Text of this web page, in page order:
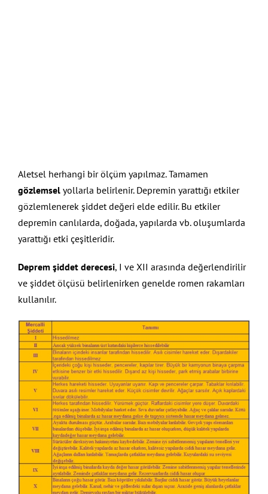
Aletsel herhangi bir ölçüm yapılmaz. Tamamen
gözlemsel yollarla belirlenir. Depremin yarattığı etkiler
gözlemlenerek şiddet değeri elde edilir. Bu etkiler
depremin canlılarda, doğada, yapılarda vb. oluşumlarda
yarattığı etki çeşitleridir.
Deprem şiddet derecesi, I ve XII arasında değerlendirilir
ve şiddet ölçüsü belirlenirken genelde romen rakamları
kullanılır.